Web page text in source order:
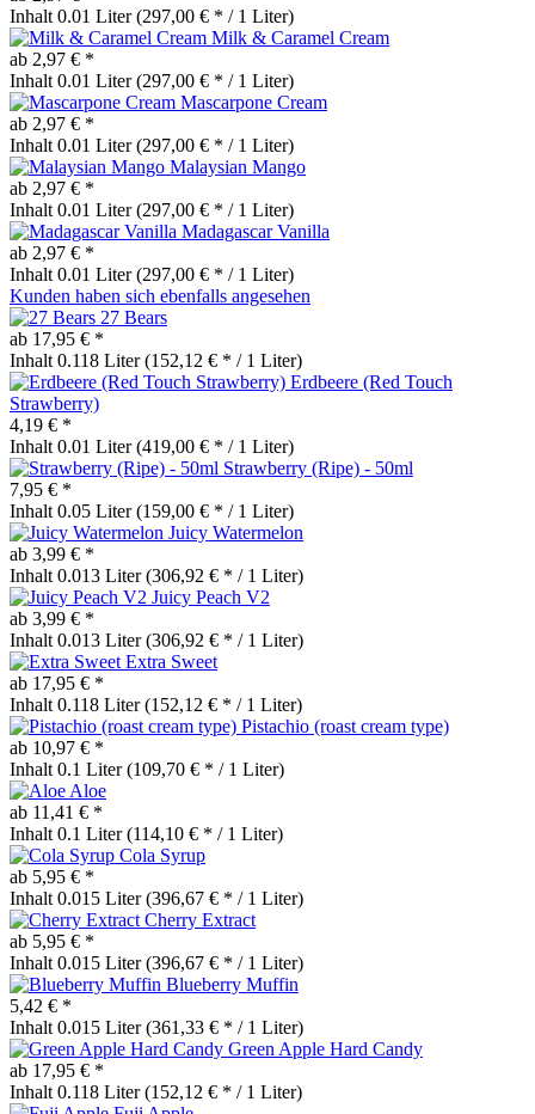
Inhalt 0.01 Liter(297,00 € * / 1 Liter)
Milk & Caramel Cream
ab 2,97 € *
Inhalt 0.01 Liter(297,00 € * / 1 Liter)
Mascarpone Cream
ab 2,97 € *
Inhalt 0.01 Liter(297,00 € * / 1 Liter)
Malaysian Mango
ab 2,97 € *
Inhalt 0.01 Liter(297,00 € * / 1 Liter)
Madagascar Vanilla
ab 2,97 € *
Inhalt 0.01 Liter(297,00 € * / 1 Liter)
Kunden haben sich ebenfalls angesehen
27 Bears
ab 17,95 € *
Inhalt 0.118 Liter(152,12 € * / 1 Liter)
Erdbeere (Red Touch
Strawberry)
4,19 € *
Inhalt 0.01 Liter(419,00 € * / 1 Liter)
Strawberry (Ripe) - 50ml
7,95 € *
Inhalt 0.05 Liter(159,00 € * / 1 Liter)
Juicy Watermelon
ab 3,99 € *
Inhalt 0.013 Liter(306,92 € * / 1 Liter)
Juicy Peach V2
ab 3,99 € *
Inhalt 0.013 Liter(306,92 € * / 1 Liter)
Extra Sweet
ab 17,95 € *
Inhalt 0.118 Liter(152,12 € * / 1 Liter)
Pistachio (roast cream type)
ab 10,97 € *
Inhalt 0.1 Liter(109,70 € * / 1 Liter)
Aloe
ab 11,41 € *
Inhalt 0.1 Liter(114,10 € * / 1 Liter)
Cola Syrup
ab 5,95 € *
Inhalt 0.015 Liter(396,67 € * / 1 Liter)
Cherry Extract
ab 5,95 € *
Inhalt 0.015 Liter(396,67 € * / 1 Liter)
Blueberry Muffin
5,42 € *
Inhalt 0.015 Liter(361,33 € * / 1 Liter)
Green Apple Hard Candy
ab 17,95 € *
Inhalt 0.118 Liter(152,12 € * / 1 Liter)